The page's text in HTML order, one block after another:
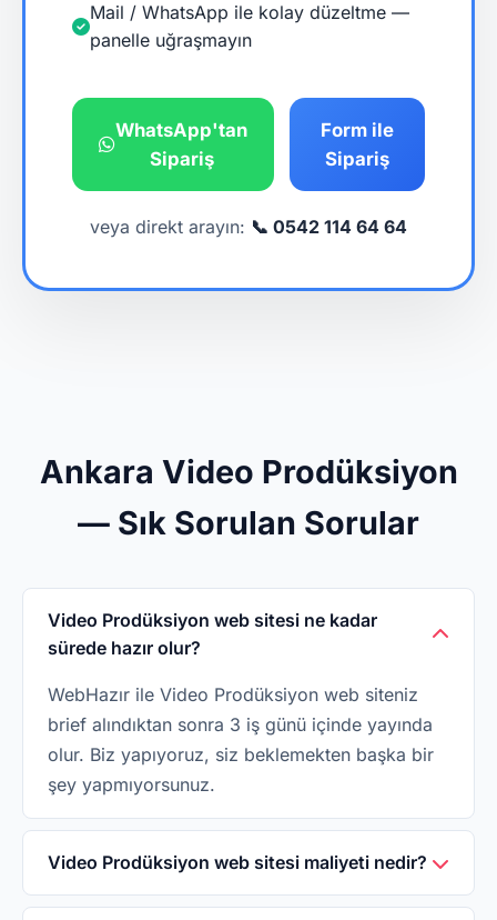
Mail / WhatsApp ile kolay düzeltme —
panelle uğraşmayın
WhatsApp'tan
Sipariş
Form ile
Sipariş
veya direkt arayın: 📞 0542 114 64 64
Ankara Video Prodüksiyon
— Sık Sorulan Sorular
Video Prodüksiyon web sitesi ne kadar
sürede hazır olur?
WebHazır ile Video Prodüksiyon web siteniz
brief alındıktan sonra 3 iş günü içinde yayında
olur. Biz yapıyoruz, siz beklemekten başka bir
şey yapmıyorsunuz.
Video Prodüksiyon web sitesi maliyeti nedir?
WebHazır'da Video Prodüksiyon web sitesi